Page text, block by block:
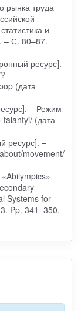
рынка труда
и
– С. 80–87.
ресурс].
(дата
– Режим
(дата
ресурс]. –
movement/
Systems for
Pp. 341–350.